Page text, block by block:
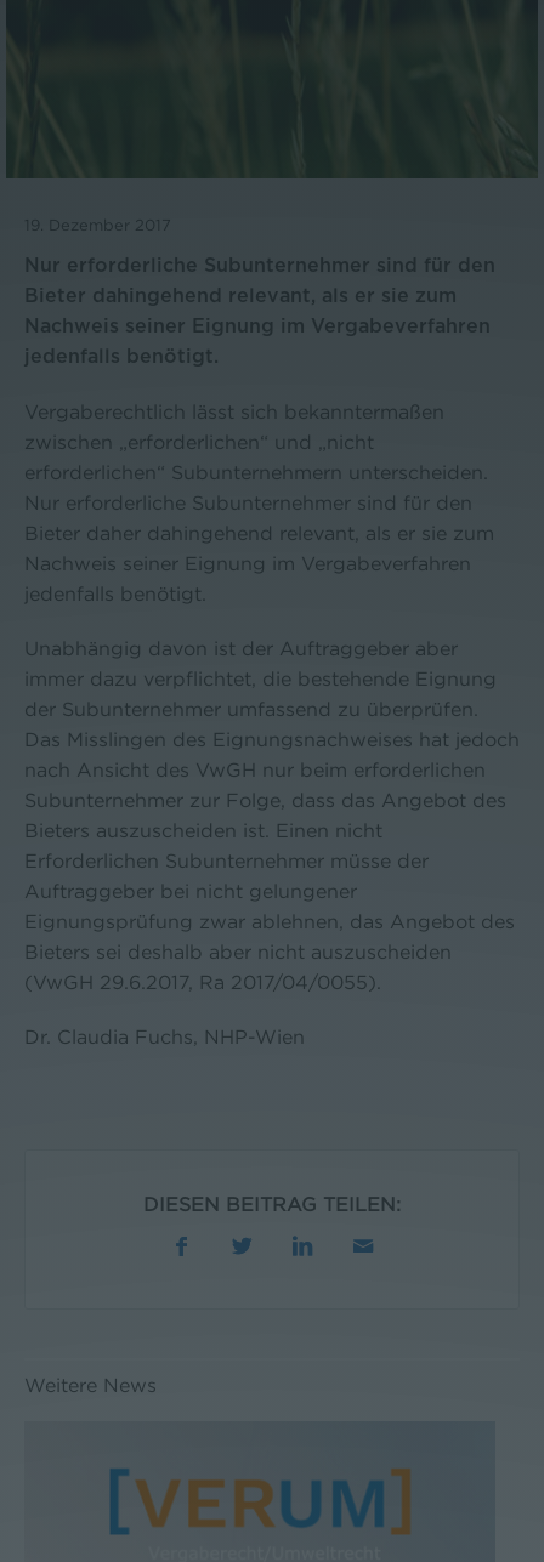
19. Dezember 2017
Nur erforderliche Subunternehmer sind für den
Bieter dahingehend relevant, als er sie zum
Nachweis seiner Eignung im Vergabeverfahren
jedenfalls benötigt.
Vergaberechtlich lässt sich bekanntermaßen
zwischen „erforderlichen“ und „nicht
erforderlichen“ Subunternehmern unterscheiden.
Nur erforderliche Subunternehmer sind für den
Bieter daher dahingehend relevant, als er sie zum
Nachweis seiner Eignung im Vergabeverfahren
jedenfalls benötigt.
Unabhängig davon ist der Auftraggeber aber
immer dazu verpflichtet, die bestehende Eignung
der Subunternehmer umfassend zu überprüfen.
Das Misslingen des Eignungsnachweises hat jedoch
nach Ansicht des VwGH nur beim erforderlichen
Subunternehmer zur Folge, dass das Angebot des
Bieters auszuscheiden ist. Einen nicht
Erforderlichen Subunternehmer müsse der
Auftraggeber bei nicht gelungener
Eignungsprüfung zwar ablehnen, das Angebot des
Bieters sei deshalb aber nicht auszuscheiden
(VwGH 29.6.2017, Ra 2017/04/0055).
Dr. Claudia Fuchs, NHP-Wien
DIESEN BEITRAG TEILEN:
Weitere News